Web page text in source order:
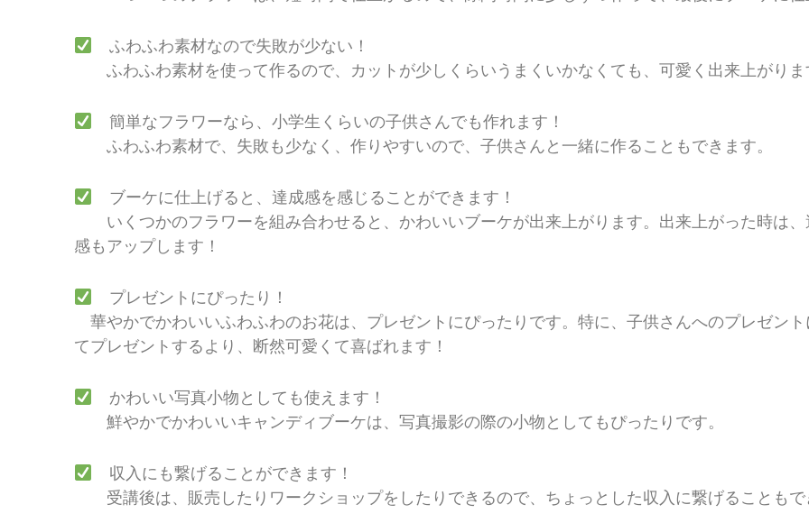
ふわふわ素材なので失敗が少ない！
ふわふわ素材を使って作るので、カットが少しくらいうまくいかなくても、可愛く出来上がりま
簡単なフラワーなら、小学生くらいの子供さんでも作れます！
ふわふわ素材で、失敗も少なく、作りやすいので、子供さんと一緒に作ることもできます。
ブーケに仕上げると、達成感を感じることができます！
いくつかのフラワーを組み合わせると、かわいいブーケが出来上がります。出来上がった時は、
感もアップします！
プレゼントにぴったり！
華やかでかわいいふわふわのお花は、プレゼントにぴったりです。特に、子供さんへのプレゼン
てプレゼントするより、断然可愛くて喜ばれます！
かわいい写真小物としても使えます！
鮮やかでかわいいキャンディブーケは、写真撮影の際の小物としてもぴったりです。
収入にも繋げることができます！
受講後は、販売したりワークショップをしたりできるので、ちょっとした収入に繋げることもで